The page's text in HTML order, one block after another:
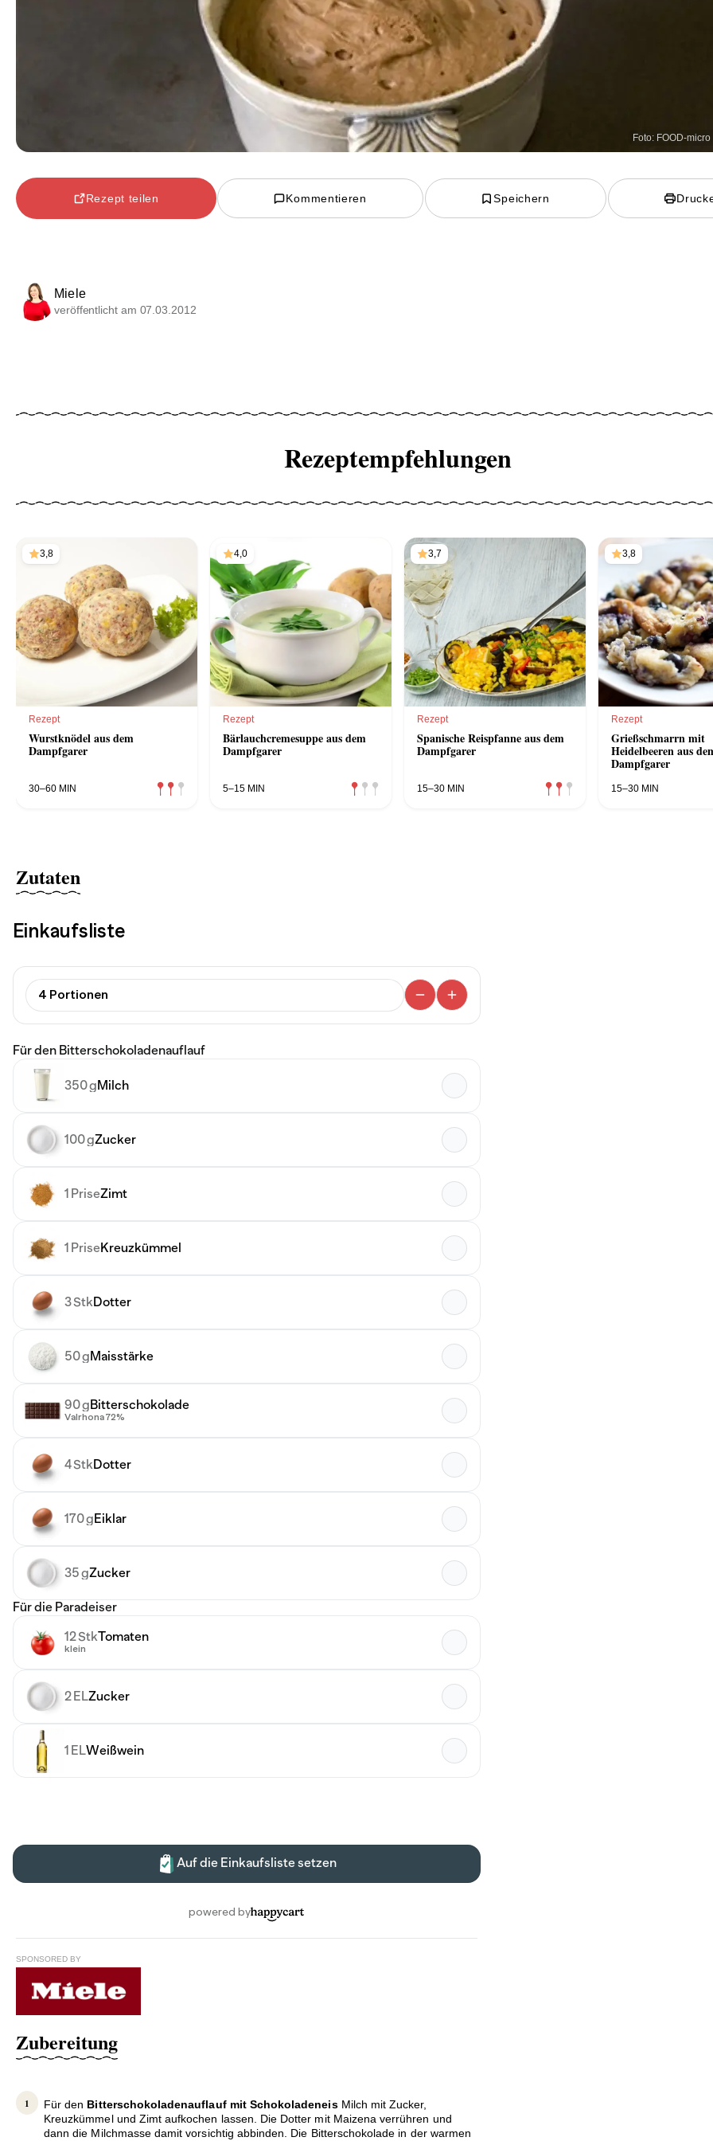
Foto: FOOD-
Rezept teilen Kommentieren Speichern
Miele
veröffentlicht am 07.03.2012
Rezeptempfehlungen
3,8
Rezept
Wurstknödel aus dem
Dampfgarer
30–60 MIN
4,0
Rezept
Bärlauchcremesuppe aus dem
Dampfgarer
5–15 MIN
3,7
Rezept
Spanische Reispfanne aus dem
Dampfgarer
15–30 MIN
3,8
Rezept
Grießschmarrn mit
Heidelbeeren aus
Dampfgarer
15–30 MIN
Zutaten
SPONSORED BY
Zubereitung
Für den Bitterschokoladenauflauf mit Schokoladeneis Milch mit Zucker,
Kreuzkümmel und Zimt aufkochen lassen. Die Dotter mit Maizena verrühren und
dann die Milchmasse damit vorsichtig abbinden. Die Bitterschokolade in der warmen